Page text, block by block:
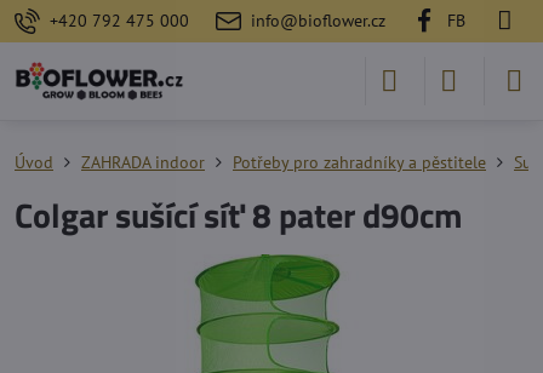
+420 792 475 000 info@bioflower.cz FB
Úvod ZAHRADA indoor Potřeby pro zahradníky a pěstitele
Colgar sušící síť 8 pater d90cm